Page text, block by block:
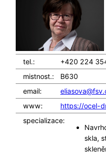
tel.:
+420 224
mistnost.:
B630
email:
www:
https://ocel-
specializace:
skla,